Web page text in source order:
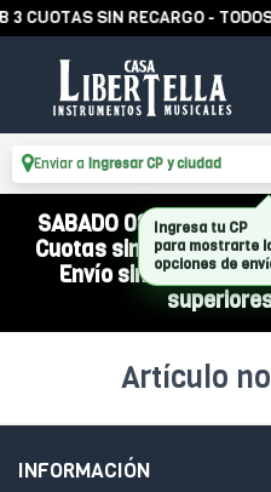
CUOTAS SIN RECARGO -
Enviar a Ingresar CP y ciudad
SABADO 08/08
Cuotas sin interés
Envío sin cargo a
Artículo
INFORMACIÓN
Ingresa tu CP
para mostrarte
opciones de